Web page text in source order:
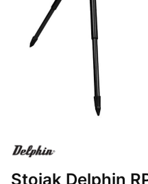
Stojak Delphin